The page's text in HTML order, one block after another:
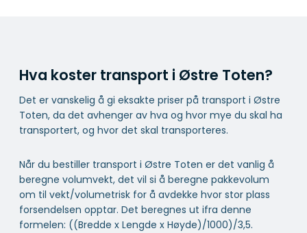
Hva koster transport i Østre Toten?
Det er vanskelig å gi eksakte priser på transport i Østre
Toten, da det avhenger av hva og hvor mye du skal ha
transportert, og hvor det skal transporteres.
Når du bestiller transport i Østre Toten er det vanlig å
beregne volumvekt, det vil si å beregne pakkevolum
om til vekt/volumetrisk for å avdekke hvor stor plass
forsendelsen opptar. Det beregnes ut ifra denne
formelen: ((Bredde x Lengde x Høyde)/1000)/3,5.